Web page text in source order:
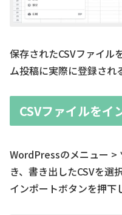
保存されたCSVファイル
ム投稿に実際に登録され
CSVファイルをイ
WordPressのメニュー >
き、書き出したCSVを選
インポートボタンを押下